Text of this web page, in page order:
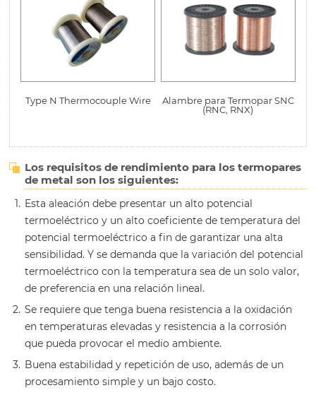
Type N Thermocouple Wire
Alambre para Termopar SNC
(RNC, RNX)
Los requisitos de rendimiento para los termopares
de metal son los siguientes:
Esta aleación debe presentar un alto potencial
termoeléctrico y un alto coeficiente de temperatura del
potencial termoeléctrico a fin de garantizar una alta
sensibilidad. Y se demanda que la variación del potencial
termoeléctrico con la temperatura sea de un solo valor,
de preferencia en una relación lineal.
Se requiere que tenga buena resistencia a la oxidación
en temperaturas elevadas y resistencia a la corrosión
que pueda provocar el medio ambiente.
Buena estabilidad y repetición de uso, además de un
procesamiento simple y un bajo costo.